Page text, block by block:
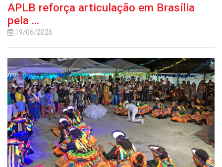
APLB reforça articulação em Brasília
pela ...
19/06/2026